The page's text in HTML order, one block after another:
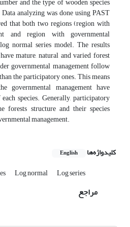
analyzing was done using PAST
that both two regions (region with
and region with governmental
normal series model. The results
mature, natural and varied forest
governmental management follow
the participatory ones. This means
governmental management have
species. Generally, participatory
forests structure and their species
management.
کلیدواژه‌ها English
Log normal Log series
مراجع